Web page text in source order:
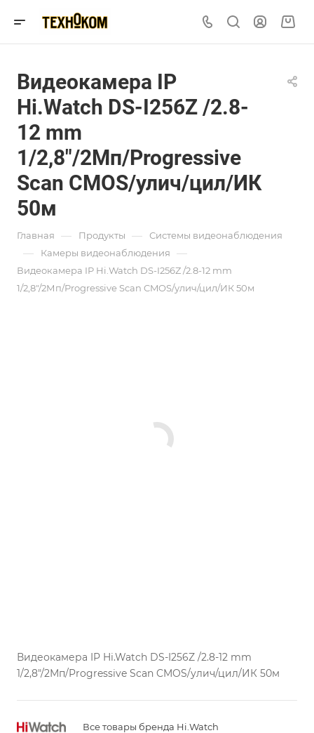
Видеокамера IP
Hi.Watch DS-I256Z /2.8-
12 mm
1/2,8"/2Мп/Progressive
Scan CMOS/улич/цил/ИК
50м
Главная — Продукты — Системы видеонаблюдения
— Камеры видеонаблюдения —
Видеокамера IP Hi.Watch DS-I256Z /2.8-12 mm
1/2,8"/2Мп/Progressive Scan CMOS/улич/цил/ИК 50м
Видеокамера IP Hi.Watch DS-I256Z /2.8-12 mm
1/2,8"/2Мп/Progressive Scan CMOS/улич/цил/ИК 50м
Все товары бренда Hi.Watch